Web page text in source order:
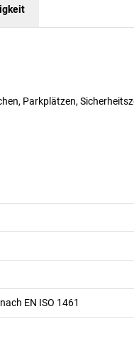
Parkplätzen,
EN ISO 1461